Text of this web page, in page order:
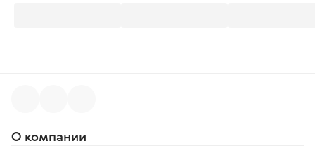
О компании